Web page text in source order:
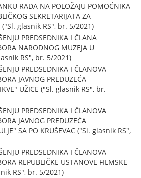
RADA NA POLOŽAJU POMOĆNIKA
SEKRETARIJATA ZA
("Sl. glasnik RS", br. 5/2021)
PREDSEDNIKA I ČLANA
NARODNOG MUZEJA U
RS", br. 5/2021)
PREDSEDNIKA I ČLANOVA
JAVNOG PREDUZEĆA
UŽICE ("Sl. glasnik RS", br.
PREDSEDNIKA I ČLANOVA
JAVNOG PREDUZEĆA
SA PO KRUŠEVAC ("Sl. glasnik RS",
PREDSEDNIKA I ČLANOVA
REPUBLIČKE USTANOVE FILMSKE
RS", br. 5/2021)